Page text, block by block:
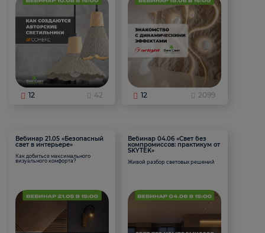
12 42 12 2099
Вебинар 21.05 «Безопасный
свет в интерьере»
Как добиться максимального
визуального комфорта?
Вебинар 04.06 «Свет без
компромиссов: практикум от
SKYTEK»
Живой разбор световых решений